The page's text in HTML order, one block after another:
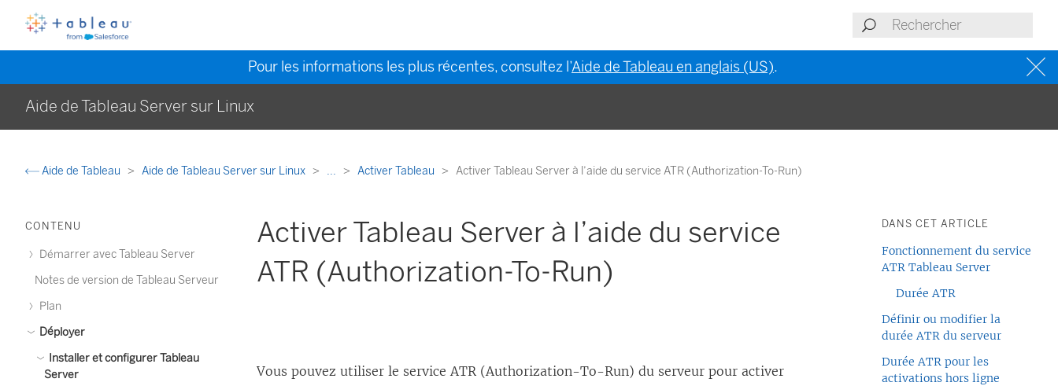
Pour les informations les plus récentes, consultez l’Aide de Tableau en anglais (US).
Aide de Tableau Server sur Linux
Aide de Tableau Aide de Tableau Server sur Linux ... Activer Tableau Activer Tableau Server à l’aide du service ATR (Authorization-To-Run)
CONTENU
Démarrer avec Tableau Server
Notes de version de Tableau Serveur
Plan
Déployer
Installer et configurer Tableau
Server
Activer Tableau Server à l’aide du service
ATR (Authorization-To-Run)
Vous pouvez utiliser le service ATR (Authorization-To-Run) du serveur pour activer
DANS CET ARTICLE
Fonctionnement du service
ATR Tableau Server
Durée ATR
Définir ou modifier la
durée ATR du serveur
Durée ATR pour les
activations hors ligne